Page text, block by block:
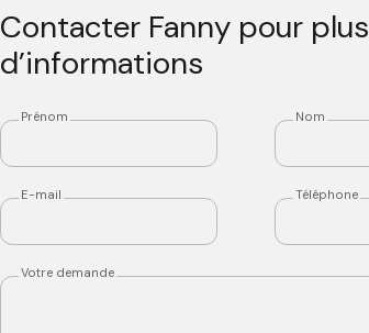
Contacter Fanny pour plus
d’informations
Prénom Nom
E-mail Téléphone
Votre demande